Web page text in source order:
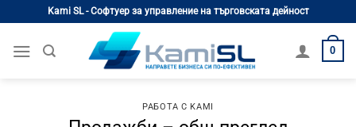
content
Kami SL - Софтуер за управление на търговската дейност
0
РАБОТА С KAMI